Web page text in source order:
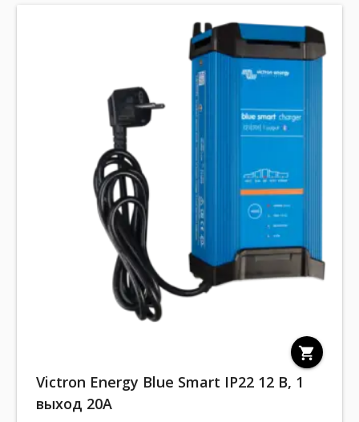
shopping_cart
Victron Energy Blue Smart IP22 12 В, 1
выход 20A